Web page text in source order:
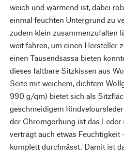
weich und wärmend ist, dabei
einmal feuchten Untergrund zu
zudem klein zusammenzufalten
weit fahren, um einen Hersteller
einen Tausendsassa bieten
dieses faltbare Sitzkissen aus
Seite mit weichem, dichtem
990 g/qm) bietet sich als
geschmeidigem
der Chromgerbung ist das
verträgt auch etwas Feuchtigkeit
komplett durchnässt. Damit ist